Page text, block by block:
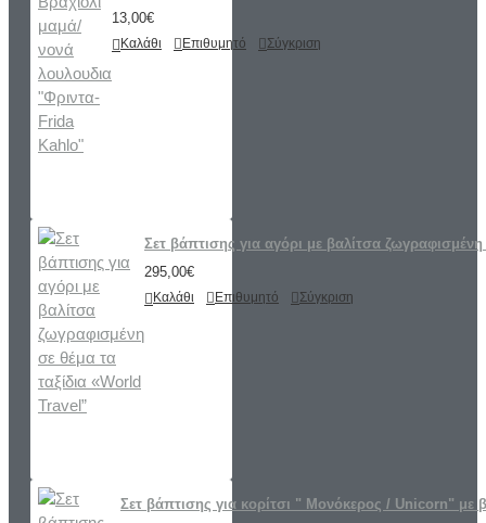
13,00€
Καλάθι Επιθυμητό Σύγκριση
Σετ βάπτισης για αγόρι με βαλίτσα
295,00€
Καλάθι Επιθυμητό Σύγκριση
Σετ βάπτισης για κορίτσι " Μονόκερος / Unicorn" με